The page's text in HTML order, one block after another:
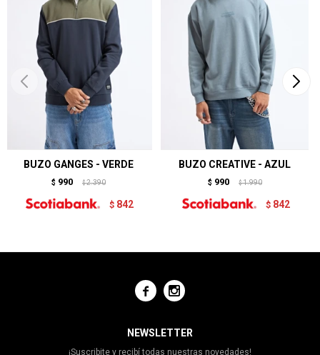
BUZO GANGES - VERDE
$ 990 $ 2.390
$ 842
BUZO CREATIVE - AZUL
$ 990 $ 1.990
$ 842
 
NEWSLETTER
¡Suscribite y recibí todas nuestras novedades!